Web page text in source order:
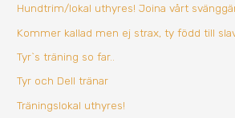
e
r
Hundtrim/lokal uthyres! Joina vårt
Kommer kallad men ej strax, ty född till
Tyr`s träning so far..
Tyr och Dell tränar
Träningslokal uthyres!